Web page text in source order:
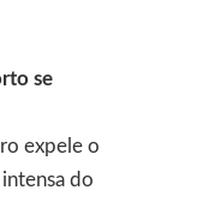
se
expele o
do